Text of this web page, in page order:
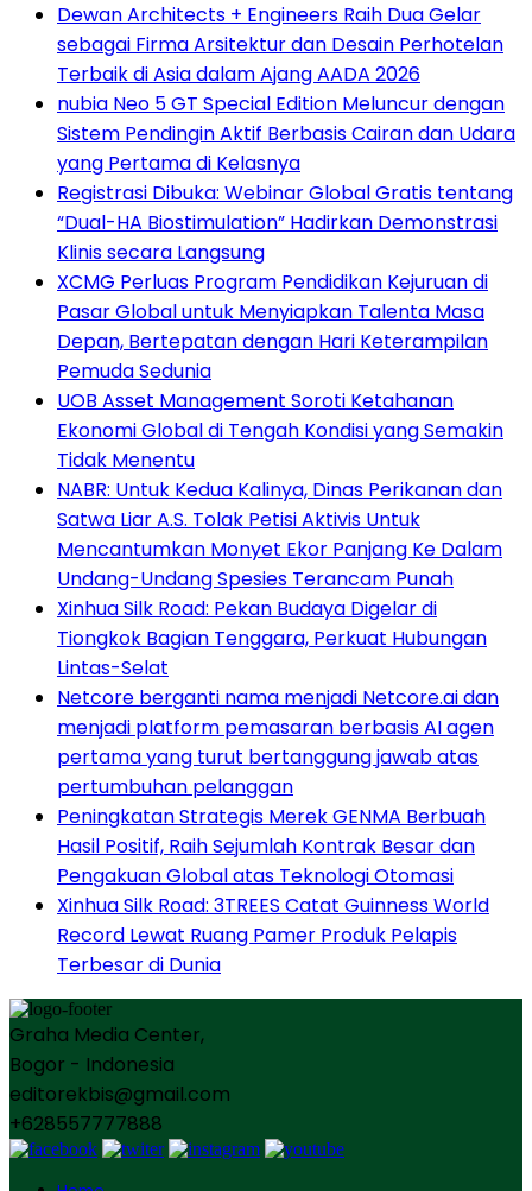
Dewan Architects + Engineers Raih Dua Gelar
sebagai Firma Arsitektur dan Desain Perhotelan
Terbaik di Asia dalam Ajang AADA 2026
nubia Neo 5 GT Special Edition Meluncur dengan
Sistem Pendingin Aktif Berbasis Cairan dan Udara
yang Pertama di Kelasnya
Registrasi Dibuka: Webinar Global Gratis tentang
“Dual-HA Biostimulation” Hadirkan Demonstrasi
Klinis secara Langsung
XCMG Perluas Program Pendidikan Kejuruan di
Pasar Global untuk Menyiapkan Talenta Masa
Depan, Bertepatan dengan Hari Keterampilan
Pemuda Sedunia
UOB Asset Management Soroti Ketahanan
Ekonomi Global di Tengah Kondisi yang Semakin
Tidak Menentu
NABR: Untuk Kedua Kalinya, Dinas Perikanan dan
Satwa Liar A.S. Tolak Petisi Aktivis Untuk
Mencantumkan Monyet Ekor Panjang Ke Dalam
Undang-Undang Spesies Terancam Punah
Xinhua Silk Road: Pekan Budaya Digelar di
Tiongkok Bagian Tenggara, Perkuat Hubungan
Lintas-Selat
Netcore berganti nama menjadi Netcore.ai dan
menjadi platform pemasaran berbasis AI agen
pertama yang turut bertanggung jawab atas
pertumbuhan pelanggan
Peningkatan Strategis Merek GENMA Berbuah
Hasil Positif, Raih Sejumlah Kontrak Besar dan
Pengakuan Global atas Teknologi Otomasi
Xinhua Silk Road: 3TREES Catat Guinness World
Record Lewat Ruang Pamer Produk Pelapis
Terbesar di Dunia
Graha Media Center,
Bogor - Indonesia
editorekbis@gmail.com
+628557777888